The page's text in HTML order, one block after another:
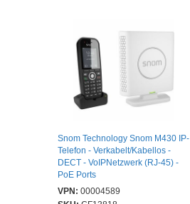
Snom Technology Snom M430 IP-
Telefon - Verkabelt/Kabellos -
DECT - VoIPNetzwerk (RJ-45) -
PoE Ports
VPN: 00004589